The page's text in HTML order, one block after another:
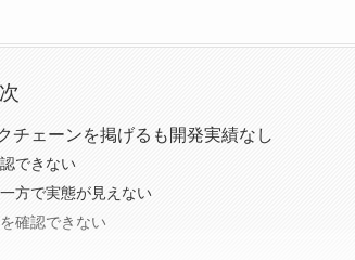
チェーンを掲げるも開発実績なし
できない
方で実態が見えない
確認できない